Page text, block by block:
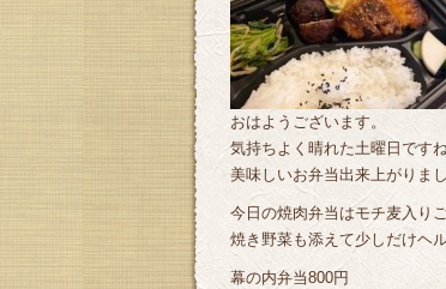
おはようございます。
気持ちよく晴れた土曜日です
美味しいお弁当出来上がりま
今日の焼肉弁当はモチ麦入りご
焼き野菜も添えて少しだけヘ
幕の内弁当800円